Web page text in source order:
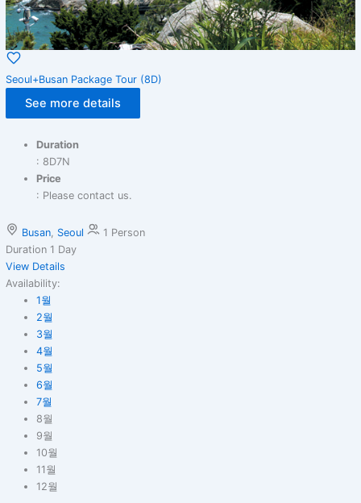
Seoul+Busan Package Tour (8D)
See more details
Duration
: 8D7N
Price
: Please contact us.
Busan, Seoul
1 Person
Duration 1 Day
View Details
Availability:
1월
2월
3월
4월
5월
6월
7월
8월
9월
10월
11월
12월